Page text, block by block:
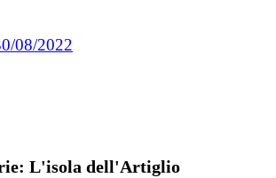
08/2022
L'isola dell'Artiglio